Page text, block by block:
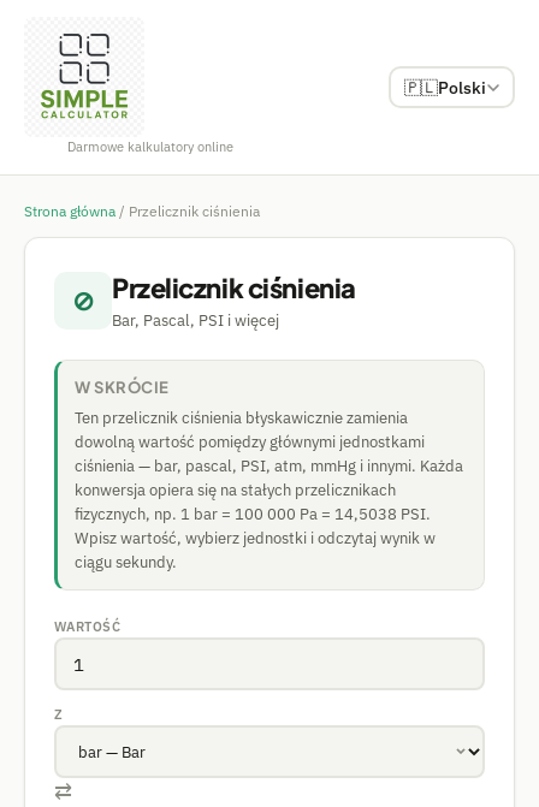
Darmowe kalkulatory online
🇵🇱Polski
Strona główna / Przelicznik ciśnienia
⊘ Przelicznik ciśnienia
Bar, Pascal, PSI i więcej
W SKRÓCIE
Ten przelicznik ciśnienia błyskawicznie zamienia
dowolną wartość pomiędzy głównymi jednostkami
ciśnienia — bar, pascal, PSI, atm, mmHg i innymi. Każda
konwersja opiera się na stałych przelicznikach
fizycznych, np. 1 bar = 100 000 Pa = 14,5038 PSI.
Wpisz wartość, wybierz jednostki i odczytaj wynik w
ciągu sekundy.
WARTOŚĆ
Z
⇄